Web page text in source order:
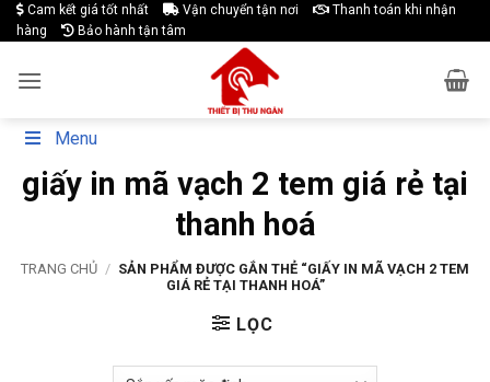
Skip
to
Cam kết giá tốt nhất Vận chuyển tận nơi
Thanh toán khi nhận
hàng
Bảo hành tận tâm
Menu
giấy in mã vạch 2 tem giá rẻ tại
thanh hoá
TRANG CHỦ / SẢN PHẨM ĐƯỢC GẮN THẺ “GIẤY IN MÃ VẠCH 2 TEM
GIÁ RẺ TẠI THANH HOÁ”
LỌC